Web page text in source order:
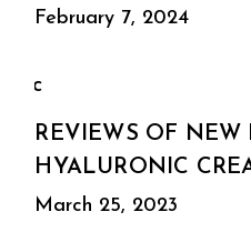
February 7, 2024
REVIEWS OF NEW
HYALURONIC
March 25, 2023